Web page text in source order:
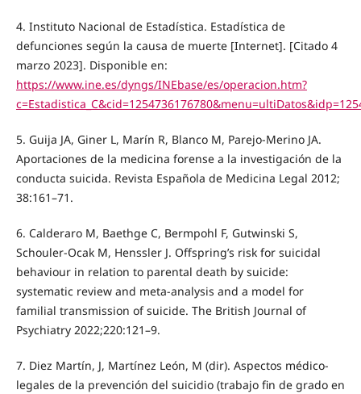
4. Instituto Nacional de Estadística. Estadística de
defunciones según la causa de muerte [Internet]. [Citado 4
marzo 2023]. Disponible en:
https://www.ine.es/dyngs/INEbase/es/operacion.htm?
5. Guija JA, Giner L, Marín R, Blanco M, Parejo-Merino JA.
Aportaciones de la medicina forense a la investigación de la
conducta suicida. Revista Española de Medicina Legal 2012;
38:161–71.
6. Calderaro M, Baethge C, Bermpohl F, Gutwinski S,
Schouler-Ocak M, Henssler J. Offspring’s risk for suicidal
behaviour in relation to parental death by suicide:
systematic review and meta-analysis and a model for
familial transmission of suicide. The British Journal of
Psychiatry 2022;220:121–9.
7. Diez Martín, J, Martínez León, M (dir). Aspectos médico-
legales de la prevención del suicidio (trabajo fin de grado en